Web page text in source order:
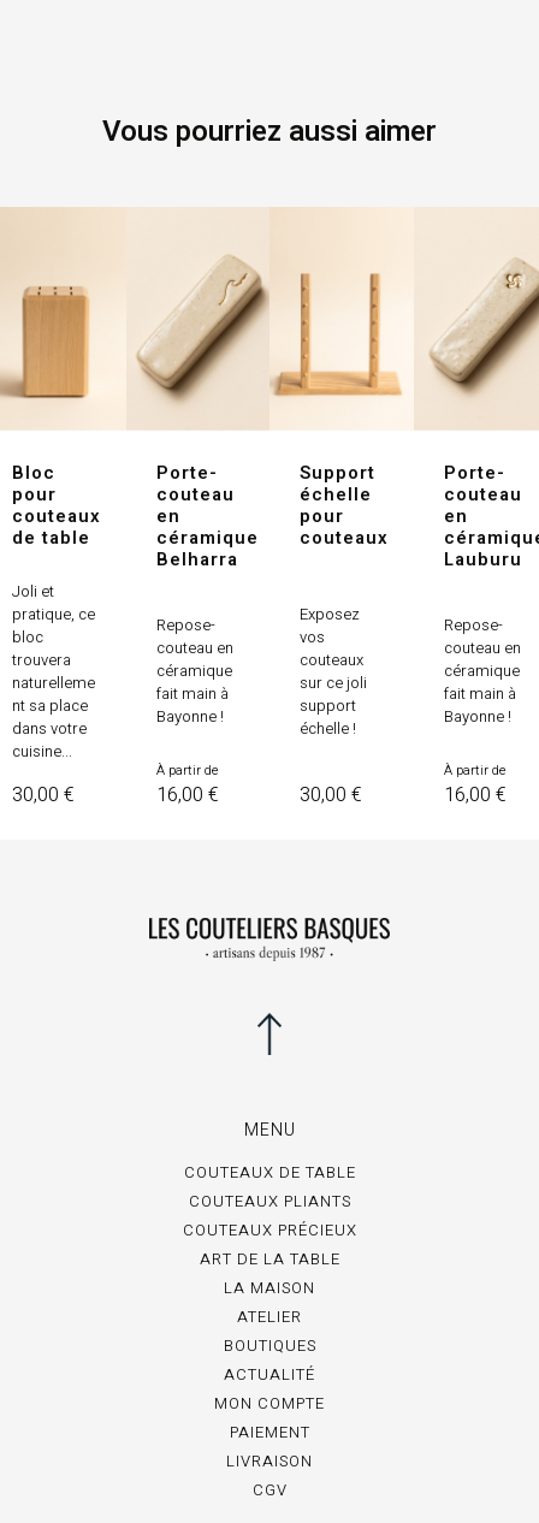
Vous pourriez aussi aimer
Bloc
pour
couteaux
de table
Joli et
pratique, ce
bloc
trouvera
naturelleme
nt sa place
dans votre
cuisine...
Prix
30,00 €
Porte-
couteau
en
céramique
Belharra
Repose-
couteau en
céramique
fait main à
Bayonne !
À partir de
16,00 €
Support
échelle
pour
couteaux
Exposez
vos
couteaux
sur ce joli
support
échelle !
Prix
30,00 €
Porte-
couteau
en
Lauburu
Repose-
couteau en
céramique
fait main à
Bayonne !
À partir de
16,00 €
MENU
COUTEAUX DE TABLE
COUTEAUX PLIANTS
COUTEAUX PRÉCIEUX
ART DE LA TABLE
LA MAISON
ATELIER
BOUTIQUES
ACTUALITÉ
MON COMPTE
PAIEMENT
LIVRAISON
CGV